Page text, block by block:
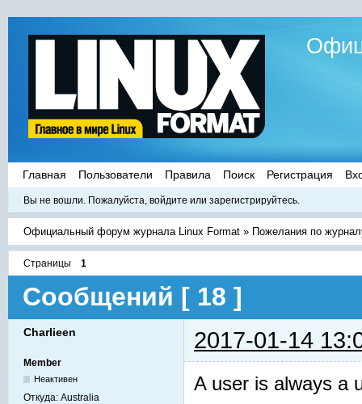
Главная Пользователи Правила Поиск Регистрация
Вы не вошли. Пожалуйста, войдите или зарегистрируйтесь.
Официальный форум журнала Linux Format » Пожелания по
Страницы 1
Сообщений [ 18 ]
Charlieen 2017-01-14
Member
Неактивен
Откуда: Australia
A user is always a